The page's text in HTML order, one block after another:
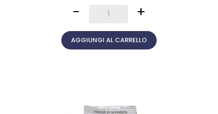
- +
AGGIUNGI AL CARRELLO